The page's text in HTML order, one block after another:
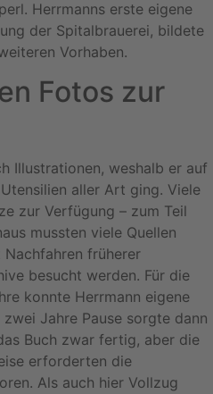
Herrmanns erste eigene
der Spitalbrauerei, bildete
Vorhaben.
Fotos zur
Illustrationen, weshalb er auf
aller Art ging. Viele
zur Verfügung – zum Teil
mussten viele Quellen
früherer
besucht werden. Für die
konnte Herrmann eigene
Jahre Pause sorgte dann
Buch zwar fertig, aber die
erforderten die
Als auch hier Vollzug